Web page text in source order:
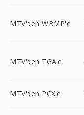
MTV'den WBMP'e
MTV'den TGA'e
MTV'den PCX'e